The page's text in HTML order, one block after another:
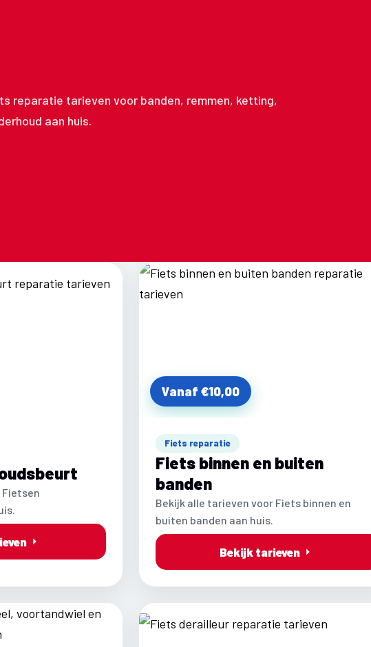
reparatie tarieven voor banden, remmen, ketting,
aan huis.
Fietsen
Vanaf €10,00
Fiets reparatie
Fiets binnen en buiten
banden
Bekijk alle tarieven voor Fiets binnen en
buiten banden aan huis.
Bekijk tarieven